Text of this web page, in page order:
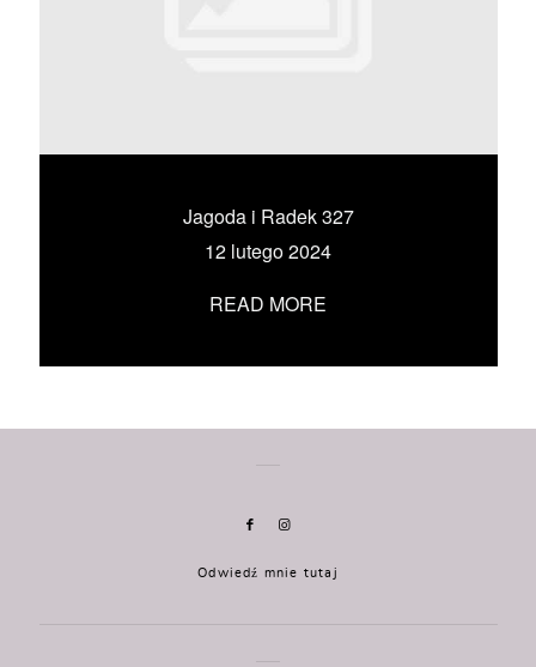
Jagoda i Radek 327
12 lutego 2024
READ MORE
UMÓW SIĘ ZE MNĄ →
Odwiedź mnie tutaj